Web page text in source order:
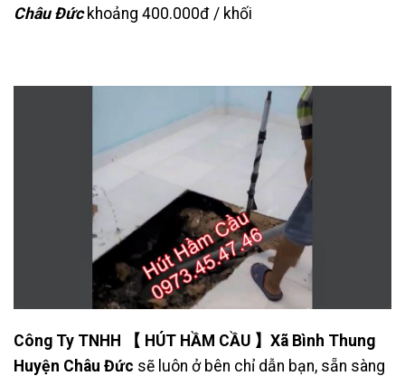
Châu Đức khoảng 400.000đ / khối
Công Ty TNHH 【 HÚT HẦM CẦU 】Xã Bình Thung
Huyện Châu Đức sẽ luôn ở bên chỉ dẫn bạn, sẵn sàng